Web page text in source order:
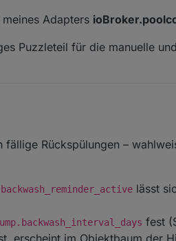
meines Adapters
Puzzleteil für die manuelle
Rückspülungen –
lässt
fest